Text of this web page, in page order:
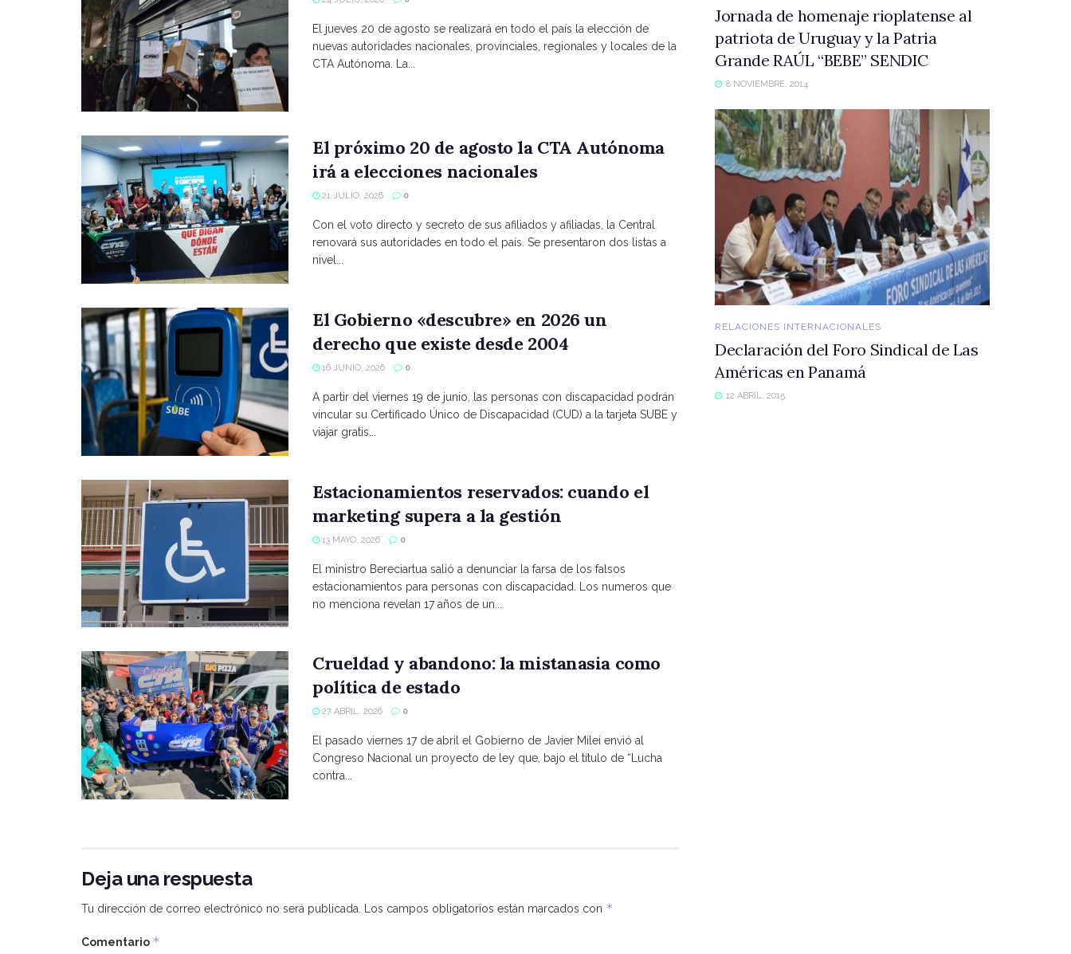
El jueves 20 de agosto se realizará en todo el país la elección de
nuevas autoridades nacionales, provinciales, regionales y locales de la
CTA Autónoma. La...
El próximo 20 de agosto la CTA Autónoma
irá a elecciones nacionales
21 JULIO, 2026 0
Con el voto directo y secreto de sus afiliados y afiliadas, la Central
renovará sus autoridades en todo el país. Se presentaron dos listas a
nivel...
El Gobierno «descubre» en 2026 un
derecho que existe desde 2004
16 JUNIO, 2026 0
A partir del viernes 19 de junio, las personas con discapacidad podrán
vincular su Certificado Único de Discapacidad (CUD) a la tarjeta SUBE y
viajar gratis...
Estacionamientos reservados: cuando el
marketing supera a la gestión
13 MAYO, 2026 0
El ministro Bereciartua salió a denunciar la farsa de los falsos
estacionamientos para personas con discapacidad. Los numeros que
no menciona revelan 17 años de un...
Crueldad y abandono: la mistanasia como
política de estado
27 ABRIL, 2026 0
El pasado viernes 17 de abril el Gobierno de Javier Milei envió al
Congreso Nacional un proyecto de ley que, bajo el título de “Lucha
contra...
Deja una respuesta
Tu dirección de correo electrónico no será publicada. Los campos obligatorios están marcados con *
Comentario *
Jornada de homenaje rioplatense al
patriota de Uruguay y la Patria
Grande RAÚL “BEBE” SENDIC
8 NOVIEMBRE, 2014
RELACIONES INTERNACIONALES
Declaración del Foro Sindical de Las
Américas en Panamá
12 ABRIL, 2015